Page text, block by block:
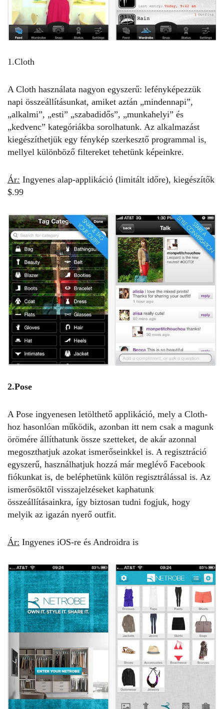
1.Cloth
A Cloth használata nagyon egyszerű: lefényképezzük
napi összeállításunkat, amiket aztán „mindennapi”,
„alkalmi”, „esti” „szabadidős”, „munkahelyi” és
„kedvenc” kategóriákba sorolhatunk. Az alkalmazást
kiegészíthetjük egy fénykép szerkesztő programmal is,
mellyel különböző filtereket tehetünk képeinkre.
Ár: Ingyenes alap-applikáció (limitált időre), kiegészítők
$.99
2.Pose
A Pose ingyenesen letölthető applikáció, mely a Cloth-
hoz hasonlóan működik, azonban itt nem csak a magunk
örömére állíthatunk össze szetteket, de akár azonnal
megoszthatjuk azokat ismerőseinkkel is. A regisztráció
egyszerű, használhatjuk hozzá már meglévő Facebook
fiókunkat is, de beléphetünk külön regisztrálással is. Az
ismerősöktől visszajelzéseket kaphatunk
összeállításainkra, így biztosan tudni fogjuk, hogy
melyik az igazán nyerő outfit.
Ár: Ingyenes iOS-re és Androidra is